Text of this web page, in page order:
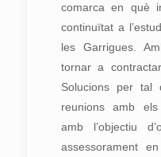
comarca en què
continuïtat a
les Garrigues.
tornar a
Solucions per
reunions amb els
amb l’objectiu
assessorament